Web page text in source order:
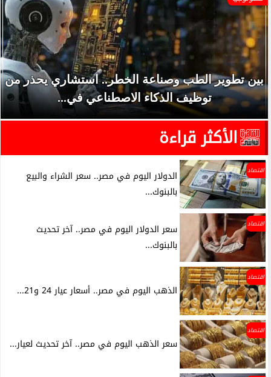
بين تطوير الطب وصناعة الخطر.. استشاري يحذر من
توظيف الذكاء الاصطناعي في...
الأكثر قراءة
اقتصاد
الدولار اليوم في مصر.. سعر الشراء والبيع
بالبنوك...
اقتصاد
سعر الدولار اليوم في مصر.. آخر تحديث
بالبنوك...
اقتصاد
الذهب اليوم في مصر.. أسعار عيار 24 و21...
اقتصاد
سعر الذهب اليوم في مصر.. آخر تحديث لعيار...